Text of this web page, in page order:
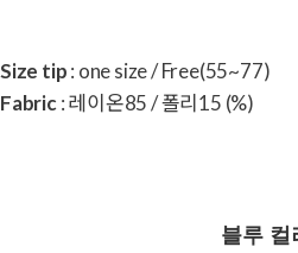
Size tip: one size / Free(55~77)
Fabric: 레이온85 / 폴리15 (%)
블루 컬